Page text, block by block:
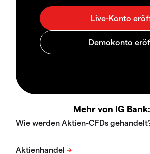
Mehr von IG Bank: